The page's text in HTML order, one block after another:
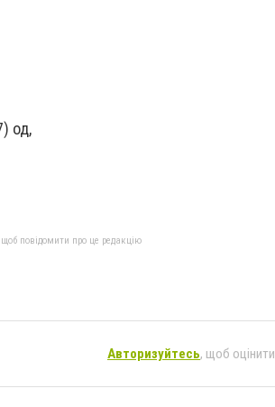
од,
повідомити про це редакцію
Авторизуйтесь, щоб оцінити